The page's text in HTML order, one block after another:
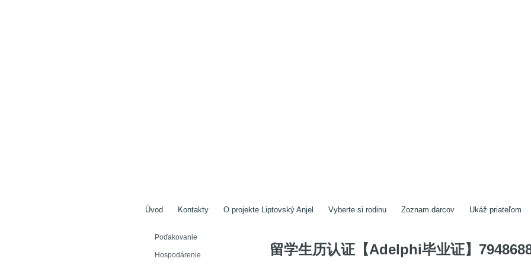
Úvod Kontakty O projekte Liptovský Anjel Vyberte si rodinu Zoznam darcov Ukáž priateľom
Poďakovanie
Hospodárenie 留学生历认证【Adelphi毕业证】